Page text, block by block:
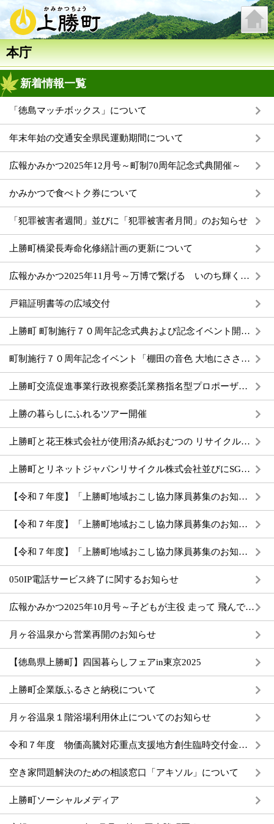
本庁
新着情報一覧
「徳島マッチボックス」について
年末年始の交通安全県民運動期間について
広報かみかつ2025年12月号～町制70周年記念式典開催～
かみかつで食べトク券について
「犯罪被害者週間」並びに「犯罪被害者月間」のお知らせ
上勝町橋梁長寿命化修繕計画の更新について
広報かみかつ2025年11月号～万博で繋げる いのち輝く未来 未来社会～
戸籍証明書等の広域交付
上勝町 町制施行７０周年記念式典および記念イベント開催のお知らせ
町制施行７０周年記念イベント「棚田の音色 大地にささげる音楽祭」開催のお知らせ
上勝町交流促進事業行政視察委託業務指名型プロポーザルについて
上勝の暮らしにふれるツアー開催
上勝町と花王株式会社が使用済み紙おむつの リサイクル促進に向けて包括連携協定を締結
上勝町とリネットジャパンリサイクル株式会社並びにSGムービング株式会社が特定家電及び小型家電のリサイクル促進に向けて包括連携協定を締結
【令和７年度】「上勝町地域おこし協力隊員募集のお知らせ（配属先：㈱いろどり）」
【令和７年度】「上勝町地域おこし協力隊員募集のお知らせ（配属先：㈱BIG EYE COMPANY）」
【令和７年度】「上勝町地域おこし協力隊員募集のお知らせ（配属先：㈱高鉾建設 酒販事業部）」
050IP電話サービス終了に関するお知らせ
広報かみかつ2025年10月号～子どもが主役 走って 飛んで 輝こう～
月ヶ谷温泉から営業再開のお知らせ
【徳島県上勝町】四国暮らしフェアin東京2025
上勝町企業版ふるさと納税について
月ヶ谷温泉１階浴場利用休止についてのお知らせ
令和７年度 物価高騰対応重点支援地方創生臨時交付金の第１回実施計画について
空き家問題解決のための相談窓口「アキソル」について
上勝町ソーシャルメディア